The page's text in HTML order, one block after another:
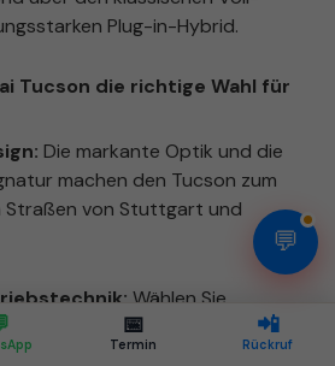
Plug-in-Hybrid.
Tucson die richtige Wahl für
Die markante Optik und die
machen den Tucson zum
Straßen von Stuttgart und
Wählen Sie
Hybrid-Varianten für
und geringen Verbrauch im
📅
Termin
📲
Rückruf
💬